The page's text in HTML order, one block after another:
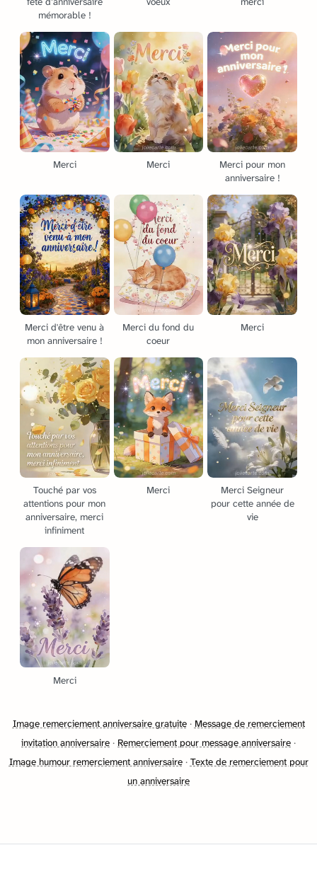
mémorable !
Merci Merci
Merci pour mon
anniversaire !
Merci d'être venu à
mon anniversaire !
Merci du fond du
coeur
Merci
Touché par vos
attentions pour mon
anniversaire, merci
infiniment
Merci
Merci Seigneur
pour cette année de
vie
Merci
Image remerciement anniversaire gratuite· Message de remerciement
invitation anniversaire · Remerciement pour message anniversaire ·
Image humour remerciement anniversaire· Texte de remerciement pour
un anniversaire